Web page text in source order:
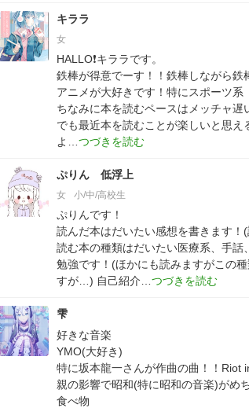
キララ
女
HALLO❗キララです。
鉄棒が得意でーす！！鉄棒しながら鉄
アニメが大好きです！特にスポーツ系
ちなみに本を読むペースはメッチャ遅
でも最近本を読むことが楽しいと思え
よ
ぷりん 低浮上
女 小/中/高校生
ぷりんです！
読んだ本はだいたい感想を書きます！
読む本の種類はだいたい医療系、手話
勉強です！(ほかにも読みますがこの
すが…) 自己紹介
雫
好きな音楽
YMO(大好き)
特に坂本龍一さんが作曲の曲！！Riot
親の影響で昭和(特に昭和の音楽)がめ
食べ物